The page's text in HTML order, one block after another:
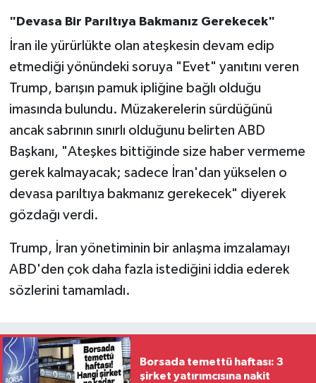
"Devasa Bir Parıltıya Bakmanız Gerekecek"
İran ile yürürlükte olan ateşkesin devam edip
etmediği yönündeki soruya "Evet" yanıtını veren
Trump, barışın pamuk ipliğine bağlı olduğu
imasında bulundu. Müzakerelerin sürdüğünü
ancak sabrının sınırlı olduğunu belirten ABD
Başkanı, "Ateşkes bittiğinde size haber vermeme
gerek kalmayacak; sadece İran'dan yükselen o
devasa parıltıya bakmanız gerekecek" diyerek
gözdağı verdi.
Trump, İran yönetiminin bir anlaşma imzalamayı
ABD'den çok daha fazla istediğini iddia ederek
sözlerini tamamladı.
Borsada temettü haftası: 3
şirket yatırımcısına nakit